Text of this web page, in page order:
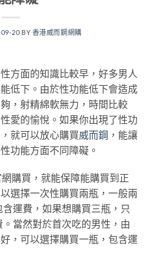
20 BY 香港威而鋼網購
方面的知識比較早，好多男人
低下。由於性功能低下會造成
，射精綿軟無力，時間比較
愛的愉悅。如果你出現了性功
就可以放心購買威而鋼 ，能讓
功能方面不同障礙。
購買，就能保障能購買到正
選擇一次性購買兩瓶，一般兩
運費，如果想購買三瓶，只
當然對於首次吃的男性，由
，可以選擇購買一瓶，包含運